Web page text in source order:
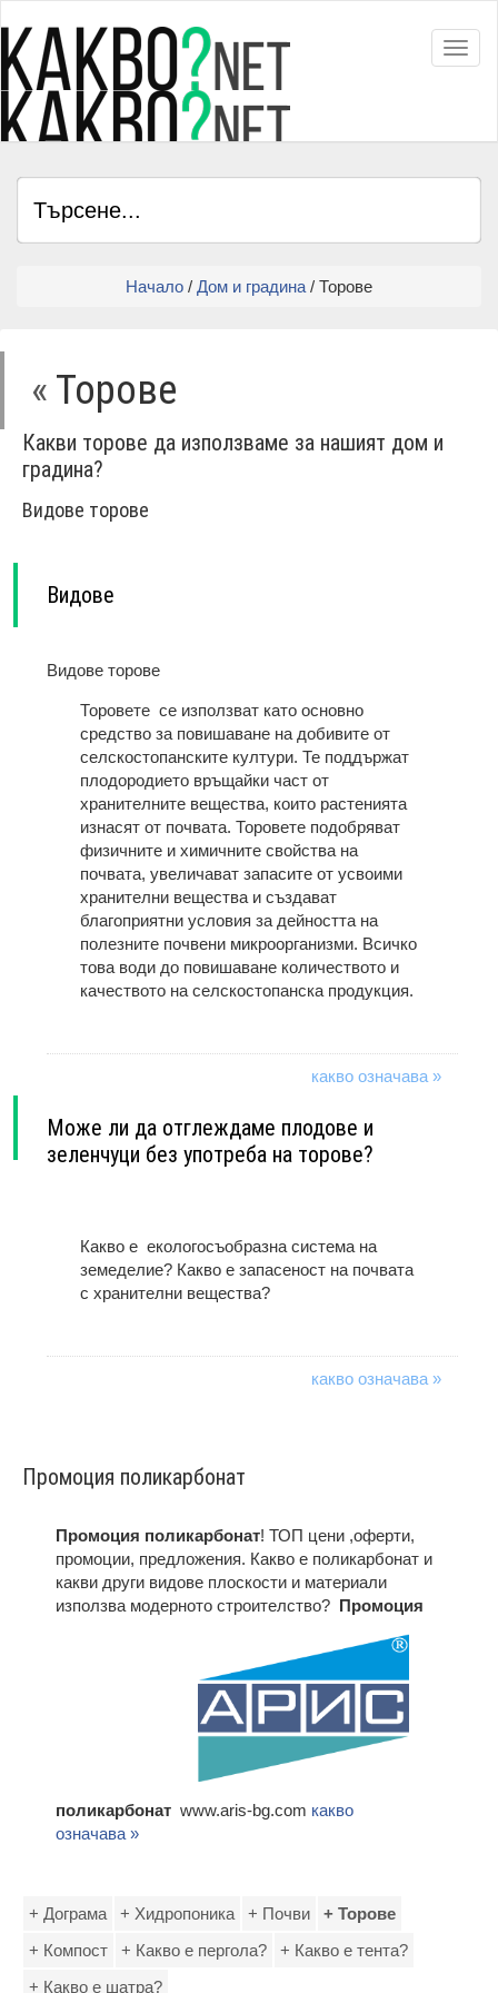
Начало / Дом и градина / Торове
« Торове
Какви торове да използваме за нашият дом и
градина?
Видове торове
Видове
Видове торове
Торовете се използват като основно
средство за повишаване на добивите от
селскостопанските култури. Те поддържат
плодородието връщайки част от
хранителните вещества, които растенията
изнасят от почвата. Торовете подобряват
физичните и химичните свойства на
почвата, увеличават запасите от усвоими
хранителни вещества и създават
благоприятни условия за дейността на
полезните почвени микроорганизми. Всичко
това води до повишаване количеството и
качеството на селскостопанска продукция.
какво означава »
Може ли да отглеждаме плодове и
зеленчуци без употреба на торове?
Какво е екологосъобразна система на
земеделие? Какво е запасеност на почвата
с хранителни вещества?
какво означава »
Промоция поликарбонат
Промоция поликарбонат! ТОП цени ,оферти,
промоции, предложения. Какво е поликарбонат и
какви други видове плоскости и материали
използва модерното строителство? Промоция
поликарбонат www.aris-bg.com какво
означава »
+ Дограма + Хидропоника + Почви
+ Торове
+ Компост
+ Какво е пергола?
+ Какво е тента?
+ Какво е шатра?